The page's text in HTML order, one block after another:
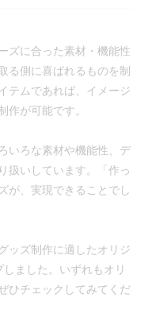
ズに合った素材・機能性
る側に喜ばれるものを制
テムであれば、イメージ
作が可能です。
いろな素材や機能性、デ
扱いしています。「作っ
が、実現できることでし
ッズ制作に適したオリジ
ました。いずれもオリ
ひチェックしてみてくだ